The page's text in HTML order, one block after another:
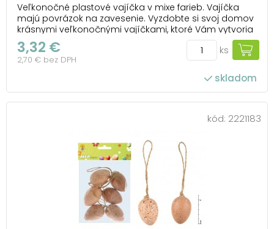
Veľkonočné plastové vajíčka v mixe farieb. Vajíčka
majú povrázok na zavesenie. Vyzdobte si svoj domov
krásnymi veľkonočnými vajíčkami, ktoré Vám vytvoria
očarujúcu atmosféru Veľkej noci! Túto dekoráciu
môžete použiť na dekorovanie veľkonočných vencov
alebo vetvičiek. BALENIE OBSAHUJE: - 6 ks ...
3,32 €
2,70 € bez DPH
ks
skladom
kód: 2221183